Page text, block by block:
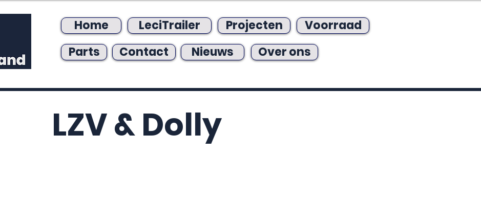
Home LeciTrailer Projecten
Voorraad
Parts
Contact Nieuws Over ons
LZV & Dolly